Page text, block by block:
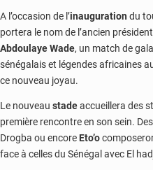
A l’occasion de l’inauguration du
portera le nom de l’ancien
Abdoulaye Wade, un match de
sénégalais et légendes africaines
ce nouveau joyau.
Le nouveau stadeaccueillera des
première rencontre en son sein.
Drogba ou encore Eto’o
face à celles du Sénégal avec El